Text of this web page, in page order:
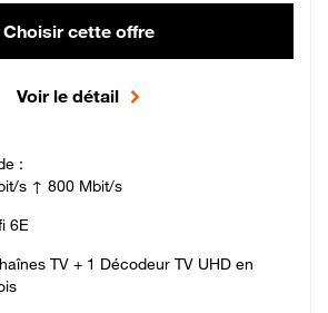
Choisir cette offre
Voir le détail
:
s ↑ 800 Mbit/s
6E
TV + 1 Décodeur TV UHD en